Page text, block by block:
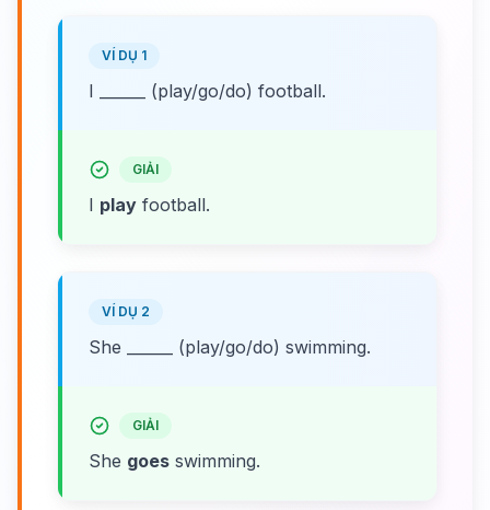
VÍ DỤ 1
I ______ (play/go/do) football.
GIẢI
I play football.
VÍ DỤ 2
She ______ (play/go/do) swimming.
GIẢI
She goes swimming.